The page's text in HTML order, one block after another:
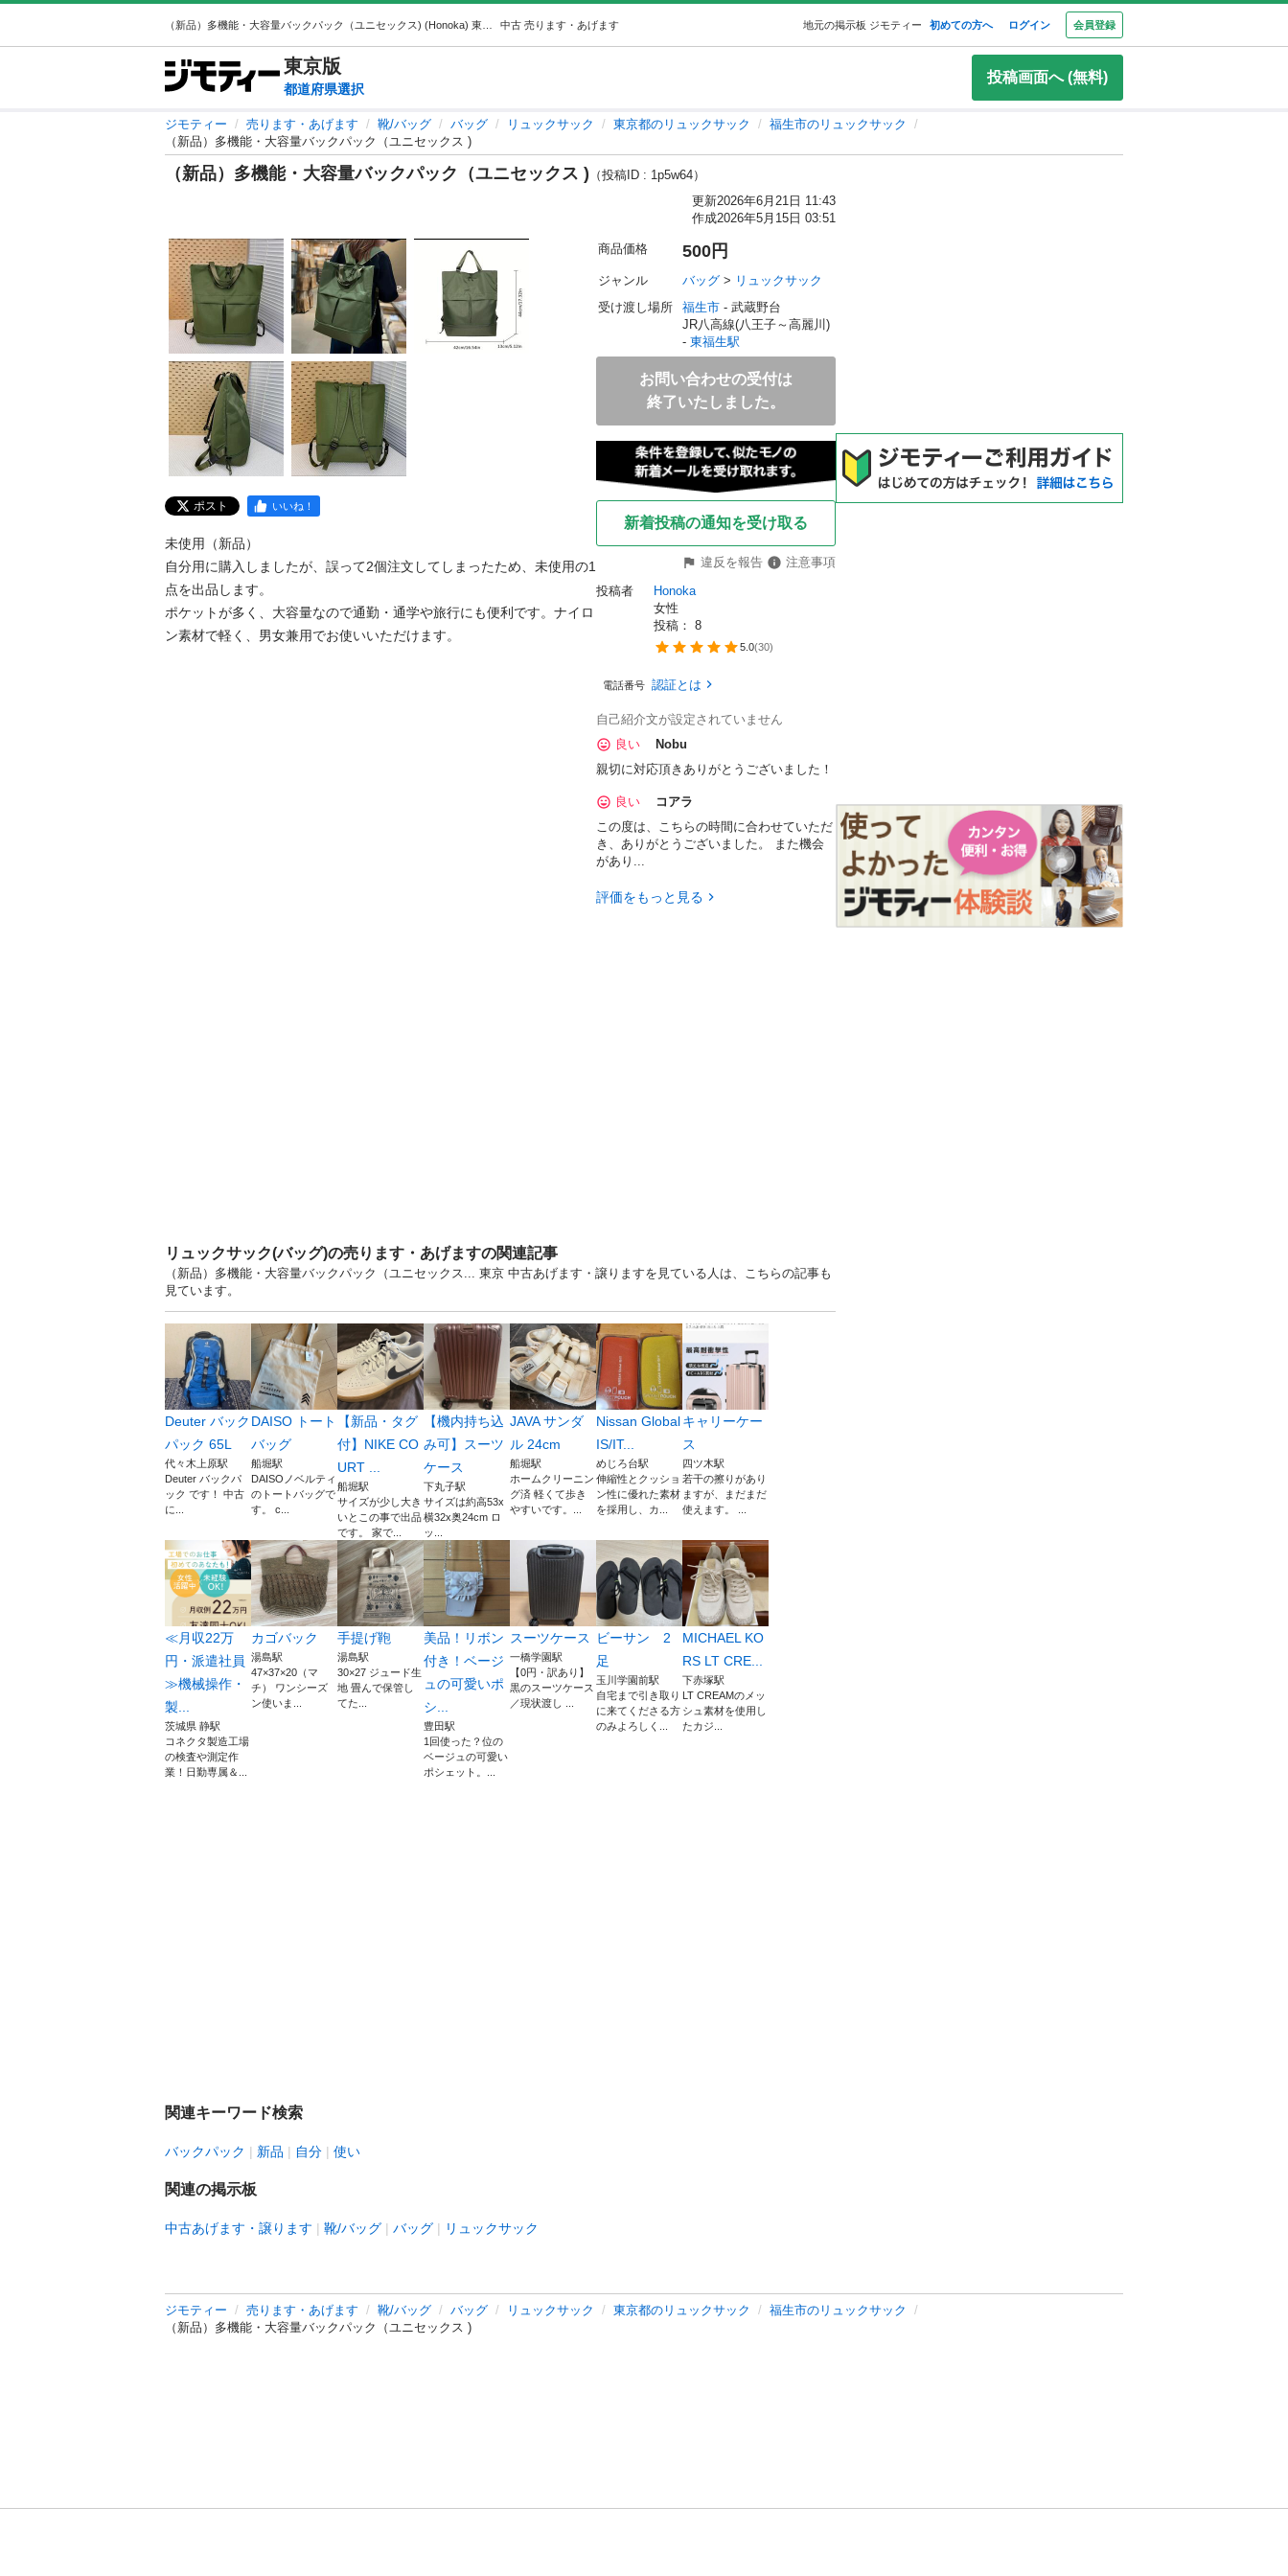
中古 売ります・あげます 地元の掲示板 ジモティー 初めての方へ ログイン 会員登録
東京版
都道府県選択
投稿画面へ (無料)
ジモティー 売ります・あげます 靴/バッグ バッグ リュックサック 東京都のリュックサック
福生市のリュックサック
（新品）多機能・大容量バックパック（ユニセックス )
（新品）多機能・大容量バックパック（ユニセックス ) （投稿ID : 1p5w64）
更新2026年6月21日 11:43
作成2026年5月15日 03:51
ポスト いいね！
未使用（新品）
自分用に購入しましたが、誤って2個注文してしまったため、未使用の1
点を出品します。
​ポケットが多く、大容量なので通勤・通学や旅行にも便利です。ナイロ
ン素材で軽く、男女兼用でお使いいただけます。
商品価格 500円
ジャンル バッグ > リュックサック
受け渡し場所
福生市 - 武蔵野台
JR八高線(八王子～高麗川)
- 東福生駅
お問い合わせの受付は
終了いたしました。
新着投稿の通知を受け取る
違反を報告
注意事項
投稿者
Honoka
女性
投稿： 8
5.0(30)
電話番号 認証とは
自己紹介文が設定されていません
良い
Nobu
親切に対応頂きありがとうございました！
良い
コアラ
この度は、こちらの時間に合わせていただ
き、ありがとうございました。 また機会
があり...
評価をもっと見る
リュックサック(バッグ)の売ります・あげますの関連記事
（新品）多機能・大容量バックパック（ユニセックス... 東京 中古あげます・譲りますを見ている人は、こちらの記事も
見ています。
Deuter バック
パック 65L
代々木上原駅
Deuter バックパ
ック です！ 中古
に...
DAISO トート
バッグ
船堀駅
DAISOノベルティ
のトートバッグで
す。 c...
【新品・タグ
付】NIKE CO
URT ...
船堀駅
サイズが少し大き
いとこの事で出品
です。 家で...
【機内持ち込
み可】スーツ
ケース
下丸子駅
サイズは約高53x
横32x奥24cm ロ
ッ...
JAVA サンダ
ル 24cm
船堀駅
ホームクリーニン
グ済 軽くて歩き
やすいです。...
Nissan Global
IS/IT...
めじろ台駅
伸縮性とクッショ
ン性に優れた素材
を採用し、カ...
キャリーケー
ス
四ツ木駅
若干の擦りがあり
ますが、まだまだ
使えます。 ...
≪月収22万
円・派遣社員
≫機械操作・
製...
茨城県 静駅
コネクタ製造工場
の検査や測定作
業！日勤専属＆...
カゴバック
湯島駅
47×37×20（マ
チ） ワンシーズ
ン使いま...
手提げ鞄
湯島駅
30×27 ジュード生
地 畳んで保管し
てた...
美品！リボン
付き！ベージ
ュの可愛いポ
シ...
豊田駅
1回使った？位の
ベージュの可愛い
ポシェット。...
スーツケース
一橋学園駅
【0円・訳あり】
黒のスーツケース
／現状渡し ...
ビーサン 2
足
玉川学園前駅
自宅まで引き取り
に来てくださる方
のみよろしく...
MICHAEL KO
RS LT CRE...
下赤塚駅
LT CREAMのメッ
シュ素材を使用し
たカジ...
関連キーワード検索
バックパック 新品 自分 使い
関連の掲示板
中古あげます・譲ります 靴/バッグ バッグ リュックサック
ジモティー 売ります・あげます 靴/バッグ バッグ リュックサック 東京都のリュックサック
福生市のリュックサック
（新品）多機能・大容量バックパック（ユニセックス )